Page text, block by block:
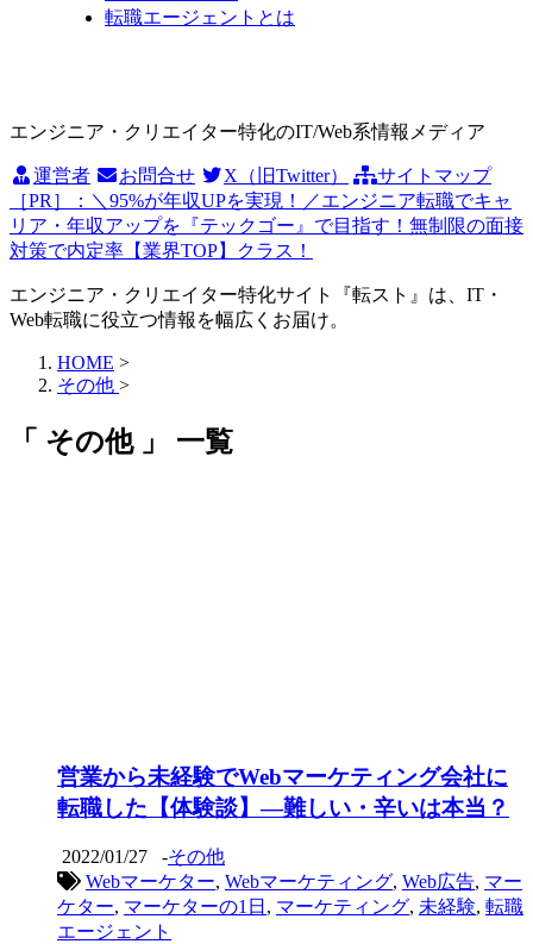
転職エージェントとは
エンジニア・クリエイター特化のIT/Web系情報メディア
運営者 お問合せ X（旧Twitter）
サイトマップ
［PR］：＼95%が年収UPを実現！／エンジニア転職でキャ
リア・年収アップを『テックゴー』で目指す！無制限の面接
対策で内定率【業界TOP】クラス！
エンジニア・クリエイター特化サイト『転スト』は、IT・
Web転職に役立つ情報を幅広くお届け。
HOME >
その他 >
「 その他 」 一覧
営業から未経験でWebマーケティング会社に
転職した【体験談】―難しい・辛いは本当？
2022/01/27 -その他
Webマーケター, Webマーケティング, Web広告, マー
ケター, マーケターの1日 , マーケティング, 未経験, 転職
エージェント